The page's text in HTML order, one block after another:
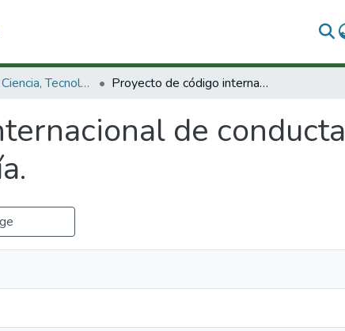
Políticas de Ciencia, Tecnología e Innovación Proyecto de código internacional de conducta para la transferencia de tecnología.
de conducta